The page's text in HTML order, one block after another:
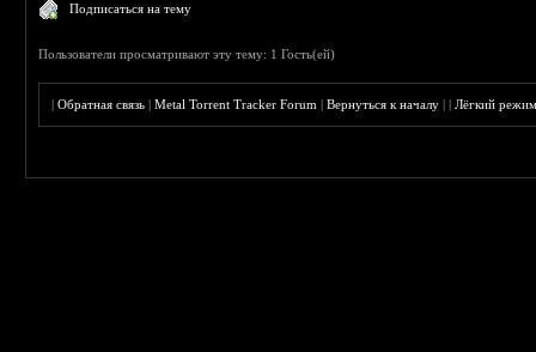
Подписаться на тему
Пользователи просматривают эту тему: 1 Гость(ей)
|Обратная связь |Metal Torrent Tracker Forum |Вернуться к началу ||Лёгкий